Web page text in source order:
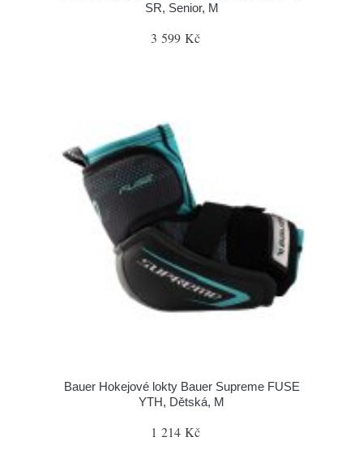
SR, Senior, M
3 599 Kč
Bauer Hokejové lokty Bauer Supreme FUSE
YTH, Dětská, M
1 214 Kč